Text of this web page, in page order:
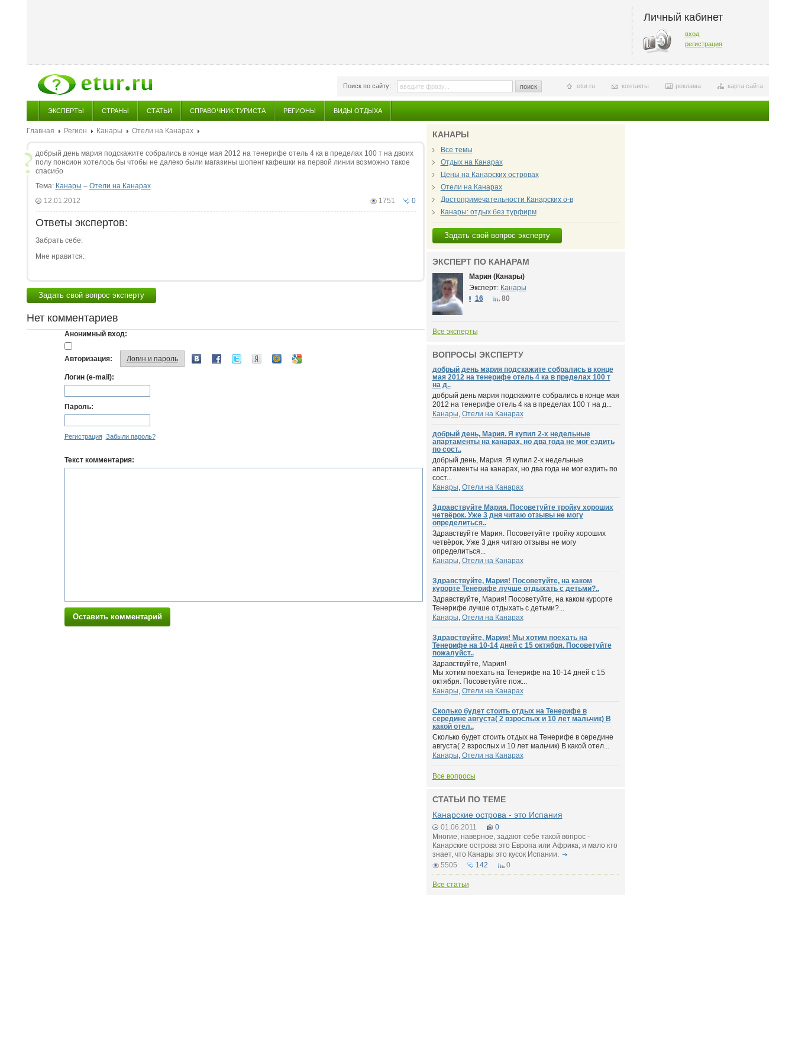
Личный кабинет
вход
регистрация
Поиск по сайту: поиск карта сайта
реклама
контакты
etur.ru
ЭКСПЕРТЫ СТРАНЫ СТАТЬИ СПРАВОЧНИК ТУРИСТА РЕГИОНЫ ВИДЫ ОТДЫХА
Главная Регион Канары Отели на Канарах
добрый день мария подскажите собрались в конце мая 2012 на тенерифе отель 4 ка в пределах 100 т на двоих
полу понсион хотелось бы чтобы не далеко были магазины шопенг кафешки на первой линии возможно такое
спасибо
Тема: Канары – Отели на Канарах
0
1751
12.01.2012
Ответы экспертов:
Забрать себе:
Мне нравится:
Задать свой вопрос эксперту
Нет комментариев
Анонимный вход:
Авторизация: Логин и пароль
Логин (e-mail):
Пароль:
Регистрация Забыли пароль?
Текст комментария:
Оставить комментарий
КАНАРЫ
Все темы
Отдых на Канарах
Цены на Канарских островах
Отели на Канарах
Достопримечательности Канарских о-в
Канары: отдых без турфирм
Задать свой вопрос эксперту
ЭКСПЕРТ ПО КАНАРАМ
Мария (Канары)
Эксперт: Канары
16
80
Все эксперты
ВОПРОСЫ ЭКСПЕРТУ
добрый день мария подскажите собрались в конце
мая 2012 на тенерифе отель 4 ка в пределах 100 т
на д..
добрый день мария подскажите собрались в конце мая
2012 на тенерифе отель 4 ка в пределах 100 т на д...
Канары, Отели на Канарах
добрый день, Мария. Я купил 2-х недельные
апартаменты на канарах, но два года не мог ездить
по сост..
добрый день, Мария. Я купил 2-х недельные
апартаменты на канарах, но два года не мог ездить по
сост...
Канары, Отели на Канарах
Здравствуйте Мария. Посоветуйте тройку хороших
четвёрок. Уже 3 дня читаю отзывы не могу
определиться..
Здравствуйте Мария. Посоветуйте тройку хороших
четвёрок. Уже 3 дня читаю отзывы не могу
определиться...
Канары, Отели на Канарах
Здравствуйте, Мария! Посоветуйте, на каком
курорте Тенерифе лучше отдыхать с детьми?..
Здравствуйте, Мария! Посоветуйте, на каком курорте
Тенерифе лучше отдыхать с детьми?...
Канары, Отели на Канарах
Здравствуйте, Мария! Мы хотим поехать на
Тенерифе на 10-14 дней с 15 октября. Посоветуйте
пожалуйст..
Здравствуйте, Мария!
Мы хотим поехать на Тенерифе на 10-14 дней с 15
октября. Посоветуйте пож...
Канары, Отели на Канарах
Сколько будет стоить отдых на Тенерифе в
середине августа( 2 взрослых и 10 лет мальчик) В
какой отел..
Сколько будет стоить отдых на Тенерифе в середине
августа( 2 взрослых и 10 лет мальчик) В какой отел...
Канары, Отели на Канарах
Все вопросы
СТАТЬИ ПО ТЕМЕ
Канарские острова - это Испания
01.06.2011
0
Многие, наверное, задают себе такой вопрос -
Канарские острова это Европа или Африка, и мало кто
знает, что Канары это кусок Испании.
5505
142 0
Все статьи